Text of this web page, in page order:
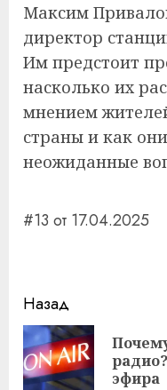
Максим
директор
Им предстоит
насколько их
мнением
страны и как
неожиданные
#13 от 17.04.2025
Навигация
записи
Назад
эфира